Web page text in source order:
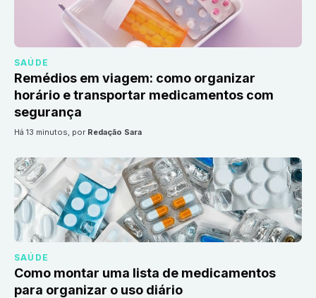
SAÚDE
Remédios em viagem: como organizar
horário e transportar medicamentos com
segurança
há 13 minutos, por Redação Sara
SAÚDE
Como montar uma lista de medicamentos
para organizar o uso diário